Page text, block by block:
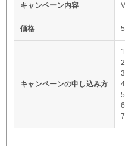
キャンペーン内容
価格
キャンペーンの申し込み方